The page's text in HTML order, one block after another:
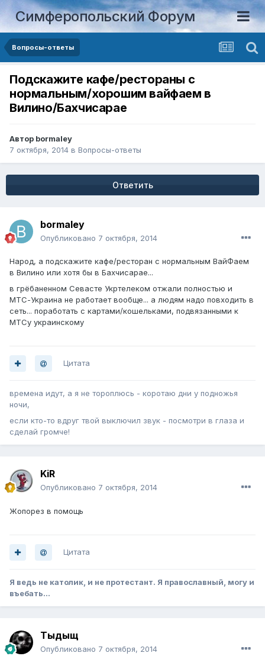
Симферопольский Форум
Вопросы-ответы
Подскажите кафе/рестораны с
нормальным/хорошим вайфаем в
Вилино/Бахчисарае
Автор bormaley
7 октября, 2014 в Вопросы-ответы
Ответить
bormaley
Опубликовано 7 октября, 2014
Народ, а подскажите кафе/ресторан с нормальным ВайФаем
в Вилино или хотя бы в Бахчисарае...
в грёбаненном Севасте Укртелеком отжали полностью и
МТС-Украина не работает вообще... а людям надо повходить в
сеть... поработать с картами/кошельками, подвязанными к
МТСу украинскому
Цитата
времена идут, а я не тороплюсь - коротаю дни у подножья
ночи,
если кто-то вдруг твой выключил звук - посмотри в глаза и
сделай громче!
KiR
Опубликовано 7 октября, 2014
Жопорез в помощь
Цитата
Я ведь не католик, и не протестант. Я православный, могу и
въебать...
Тыдыщ
Опубликовано 7 октября, 2014